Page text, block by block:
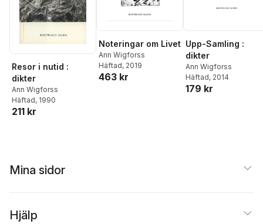
Resor i nutid :
dikter
Ann Wigforss
Häftad, 1990
211 kr
Noteringar om Livet
Ann Wigforss
Häftad, 2019
463 kr
Upp-Samling :
dikter
Ann Wigforss
Häftad, 2014
179 kr
Mina sidor
Hjälp